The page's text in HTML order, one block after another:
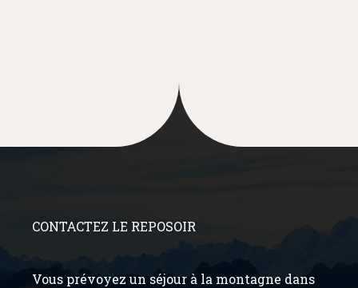
CONTACTEZ LE REPOSOIR
Vous prévoyez un séjour à la montagne dans